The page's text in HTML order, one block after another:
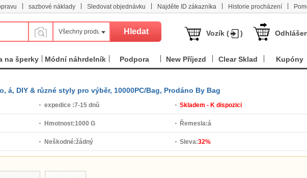
sazbové náklady Sledovat objednávku Najděte ID zákazníka Historie procházení
Všechny produkt Vozík ( )
na šperky Módní náhrdelník Podpora New Příjezd Clear Sklad Kupóny
á, DIY & různé styly pro výběr, 10000PC/Bag, Prodáno By Bag
expedice :7-15 dnů Skladem - K dispozici
Hmotnost:1000 G Řemesla:á
Neškodné:žádný Sleva:32%